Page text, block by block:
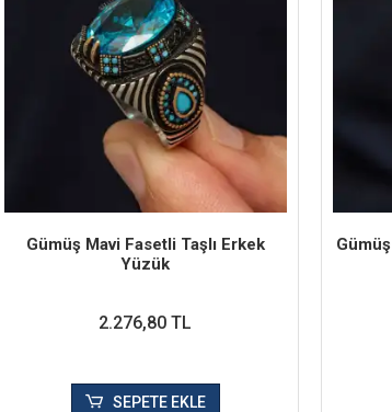
Gümüş Mavi Fasetli Taşlı Erkek
Yüzük
2.276,80 TL
SEPETE EKLE
Gümüş